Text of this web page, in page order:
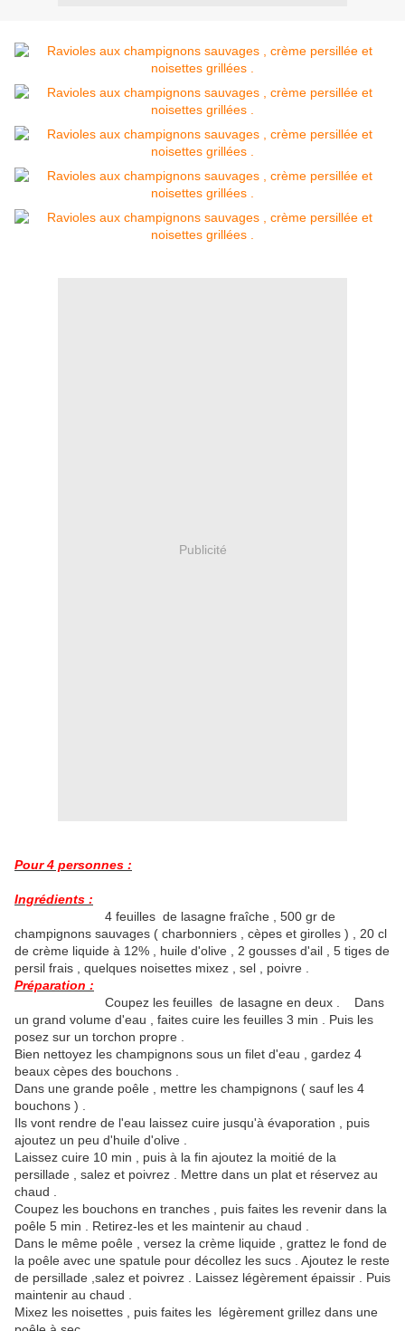
Publicité
Pour 4 personnes :
Ingrédients :
4 feuilles de lasagne fraîche , 500 gr de
champignons sauvages ( charbonniers , cèpes et girolles ) , 20 cl
de crème liquide à 12% , huile d'olive , 2 gousses d'ail , 5 tiges de
persil frais , quelques noisettes mixez , sel , poivre .
Préparation :
Coupez les feuilles de lasagne en deux . Dans
un grand volume d'eau , faites cuire les feuilles 3 min . Puis les
posez sur un torchon propre .
Bien nettoyez les champignons sous un filet d'eau , gardez 4
beaux cèpes des bouchons .
Dans une grande poêle , mettre les champignons ( sauf les 4
bouchons ) .
Ils vont rendre de l'eau laissez cuire jusqu'à évaporation , puis
ajoutez un peu d'huile d'olive .
Laissez cuire 10 min , puis à la fin ajoutez la moitié de la
persillade , salez et poivrez . Mettre dans un plat et réservez au
chaud .
Coupez les bouchons en tranches , puis faites les revenir dans la
poêle 5 min . Retirez-les et les maintenir au chaud .
Dans le même poêle , versez la crème liquide , grattez le fond de
la poêle avec une spatule pour décollez les sucs . Ajoutez le reste
de persillade ,salez et poivrez . Laissez légèrement épaissir . Puis
maintenir au chaud .
Mixez les noisettes , puis faites les légèrement grillez dans une